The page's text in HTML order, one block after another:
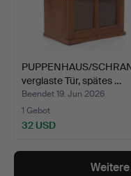
PUPPENHAUS/
verglaste Tür, spätes …
Beendet 19. Jun 2026
1 Gebot
32 USD